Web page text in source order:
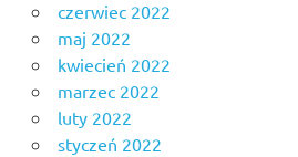
czerwiec 2022
maj 2022
kwiecień 2022
marzec 2022
luty 2022
styczeń 2022